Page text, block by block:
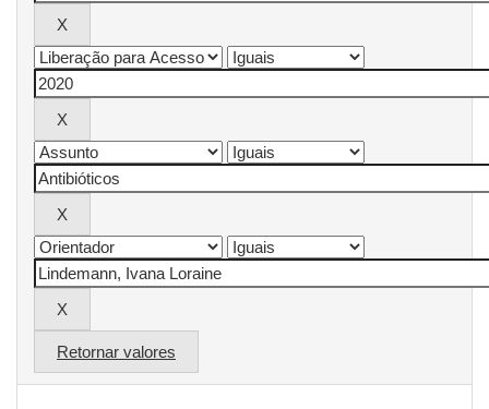
Retornar valores